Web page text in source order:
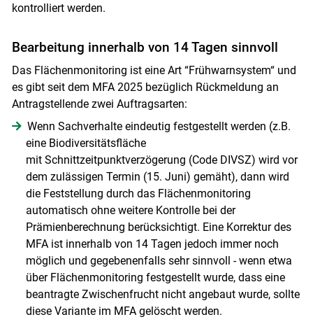
kontrolliert werden.
Bearbeitung innerhalb von 14 Tagen sinnvoll
Das Flächenmonitoring ist eine Art “Frühwarnsystem“ und
es gibt seit dem MFA 2025 bezüglich Rückmeldung an
Antragstellende zwei Auftragsarten:
Wenn Sachverhalte eindeutig festgestellt werden (z.B.
eine Biodiversitätsfläche
mit Schnittzeitpunktverzögerung (Code DIVSZ) wird vor
dem zulässigen Termin (15. Juni) gemäht), dann wird
die Feststellung durch das Flächenmonitoring
automatisch ohne weitere Kontrolle bei der
Prämienberechnung berücksichtigt. Eine Korrektur des
MFA ist innerhalb von 14 Tagen jedoch immer noch
möglich und gegebenenfalls sehr sinnvoll - wenn etwa
über Flächenmonitoring festgestellt wurde, dass eine
beantragte Zwischenfrucht nicht angebaut wurde, sollte
diese Variante im MFA gelöscht werden.